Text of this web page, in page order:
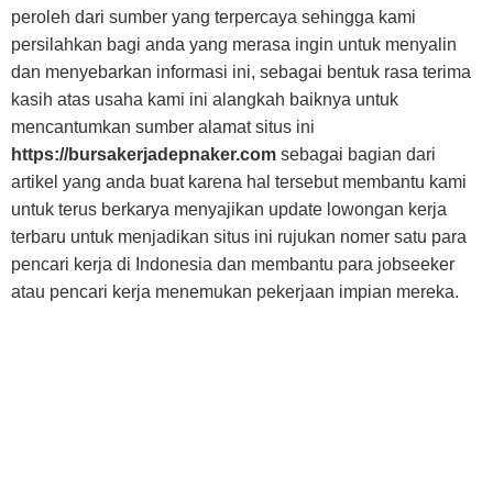
peroleh dari sumber yang terpercaya sehingga kami
persilahkan bagi anda yang merasa ingin untuk menyalin
dan menyebarkan informasi ini, sebagai bentuk rasa terima
kasih atas usaha kami ini alangkah baiknya untuk
mencantumkan sumber alamat situs ini
https://bursakerjadepnaker.com sebagai bagian dari
artikel yang anda buat karena hal tersebut membantu kami
untuk terus berkarya menyajikan update lowongan kerja
terbaru untuk menjadikan situs ini rujukan nomer satu para
pencari kerja di Indonesia dan membantu para jobseeker
atau pencari kerja menemukan pekerjaan impian mereka.